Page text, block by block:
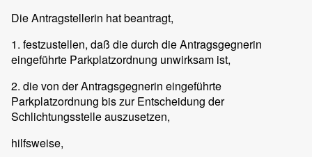
Die Antragstellerin hat beantragt,
1. festzustellen, daß die durch die Antragsgegnerin
eingeführte Parkplatzordnung unwirksam ist,
2. die von der Antragsgegnerin eingeführte
Parkplatzordnung bis zur Entscheidung der
Schlichtungsstelle auszusetzen,
hilfsweise,